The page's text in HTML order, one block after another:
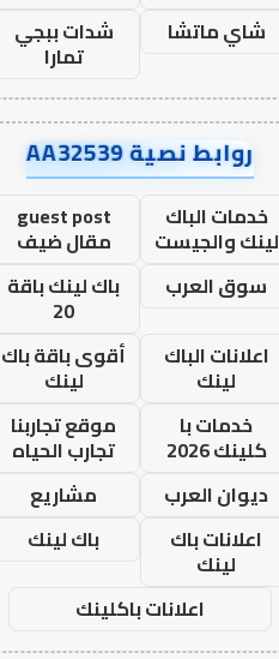
شاي ماتشا
شدات ببجي
تمارا
روابط نصية AA32539
خدمات الباك
لينك والجيست
guest post
مقال ضيف
سوق العرب
باك لينك باقة
20
اعلانات الباك
لينك
أقوى باقة باك
لينك
خدمات با
كلينك 2026
موقع تجاربنا
تجارب الحياه
ديوان العرب
مشاريع
اعلانات باك
لينك
باك لينك
اعلانات باكلينك